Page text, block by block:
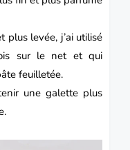
plus levée, j’ai utilisé
sur le net et qui
feuilletée.
une galette plus